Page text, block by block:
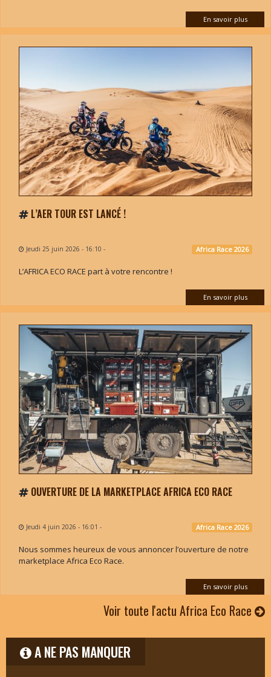
En savoir plus
L’AER TOUR EST LANCÉ !
Jeudi 25 juin 2026 - 16:10 - Africa Race 2026
L’AFRICA ECO RACE part à votre rencontre !
En savoir plus
OUVERTURE DE LA MARKETPLACE AFRICA ECO RACE
Jeudi 4 juin 2026 - 16:01 - Africa Race 2026
Nous sommes heureux de vous annoncer l’ouverture de notre
marketplace Africa Eco Race.
En savoir plus
Voir toute l'actu Africa Eco Race
A NE PAS MANQUER